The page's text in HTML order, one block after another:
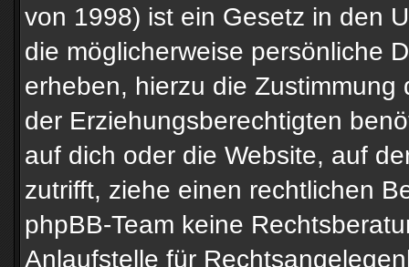
von 1998) ist ein Gesetz in den
die möglicherweise persönliche
erheben, hierzu die
der Erziehungsberechtigten
auf dich oder die Website, auf
zutrifft, ziehe einen rechtlichen
phpBB-Team keine
Anlaufstelle für